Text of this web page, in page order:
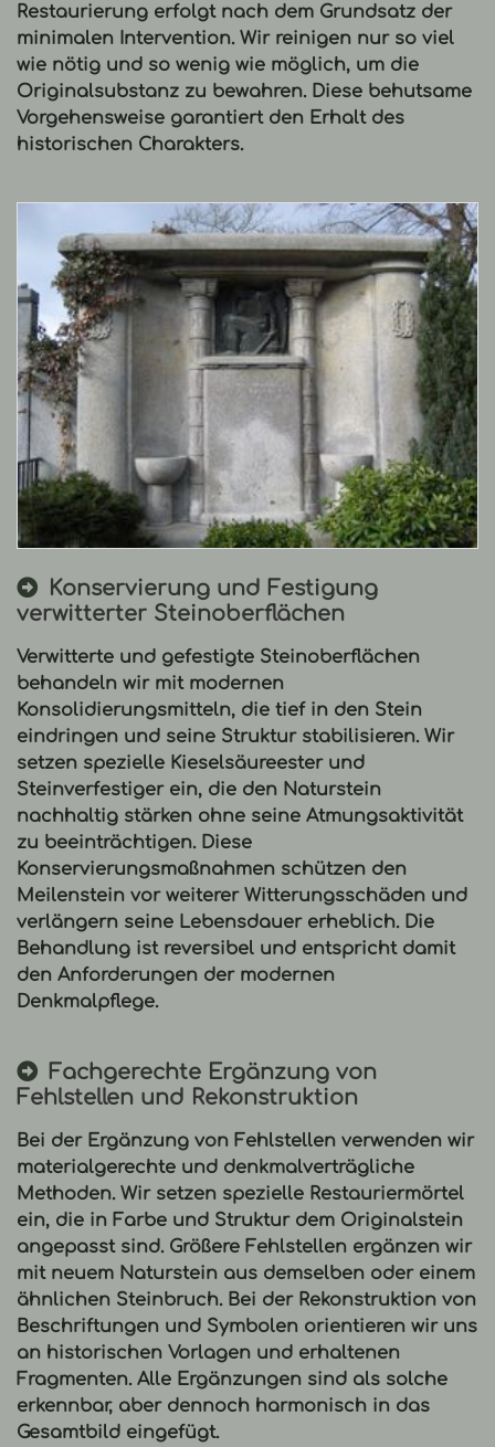
Restaurierung erfolgt nach dem Grundsatz der
minimalen Intervention. Wir reinigen nur so viel
wie nötig und so wenig wie möglich, um die
Originalsubstanz zu bewahren. Diese behutsame
Vorgehensweise garantiert den Erhalt des
historischen Charakters.
Konservierung und Festigung
verwitterter Steinoberflächen
Verwitterte und gefestigte Steinoberflächen
behandeln wir mit modernen
Konsolidierungsmitteln, die tief in den Stein
eindringen und seine Struktur stabilisieren. Wir
setzen spezielle Kieselsäureester und
Steinverfestiger ein, die den Naturstein
nachhaltig stärken ohne seine Atmungsaktivität
zu beeinträchtigen. Diese
Konservierungsmaßnahmen schützen den
Meilenstein vor weiterer Witterungsschäden und
verlängern seine Lebensdauer erheblich. Die
Behandlung ist reversibel und entspricht damit
den Anforderungen der modernen
Denkmalpflege.
Fachgerechte Ergänzung von
Fehlstellen und Rekonstruktion
Bei der Ergänzung von Fehlstellen verwenden wir
materialgerechte und denkmalverträgliche
Methoden. Wir setzen spezielle Restauriermörtel
ein, die in Farbe und Struktur dem Originalstein
angepasst sind. Größere Fehlstellen ergänzen wir
mit neuem Naturstein aus demselben oder einem
ähnlichen Steinbruch. Bei der Rekonstruktion von
Beschriftungen und Symbolen orientieren wir uns
an historischen Vorlagen und erhaltenen
Fragmenten. Alle Ergänzungen sind als solche
erkennbar, aber dennoch harmonisch in das
Gesamtbild eingefügt.